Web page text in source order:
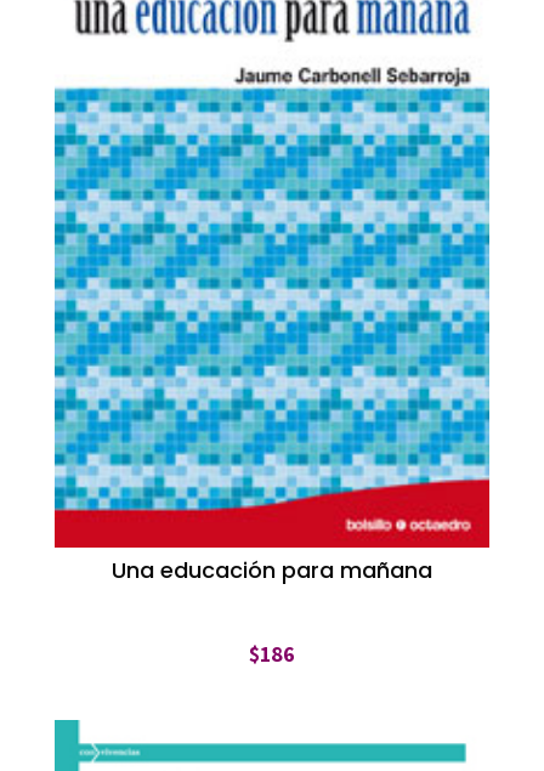
Una educación para mañana
$186